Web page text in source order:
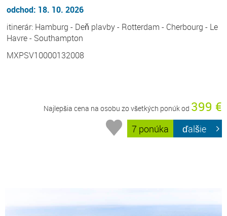
odchod: 18. 10. 2026
itinerár: Hamburg - Deň plavby - Rotterdam - Cherbourg - Le
Havre - Southampton
MXPSV10000132008
Najlepšia cena na osobu zo všetkých ponúk od 399 €
7 ponúka ďalšie